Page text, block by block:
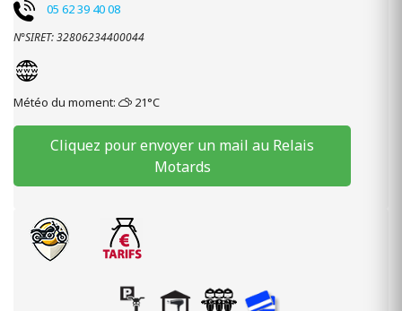
05 62 39 40 08
N°SIRET: 32806234400044
Météo du moment: 21°C
Cliquez pour envoyer un mail au Relais
Motards